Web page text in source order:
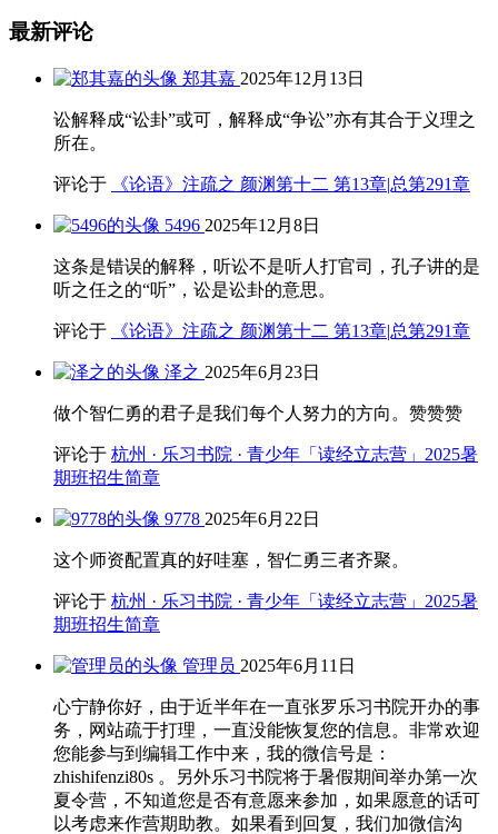
最新评论
郑其嘉 2025年12月13日
讼解释成“讼卦”或可，解释成“争讼”亦有其合于义理之
所在。
评论于 《论语》注疏之 颜渊第十二 第13章|总第291章
5496 2025年12月8日
这条是错误的解释，听讼不是听人打官司，孔子讲的是
听之任之的“听”，讼是讼卦的意思。
评论于 《论语》注疏之 颜渊第十二 第13章|总第291章
泽之 2025年6月23日
做个智仁勇的君子是我们每个人努力的方向。赞赞赞
评论于 杭州 · 乐习书院 · 青少年「读经立志营」2025暑
期班招生简章
9778 2025年6月22日
这个师资配置真的好哇塞，智仁勇三者齐聚。
评论于 杭州 · 乐习书院 · 青少年「读经立志营」2025暑
期班招生简章
管理员 2025年6月11日
心宁静你好，由于近半年在一直张罗乐习书院开办的事
务，网站疏于打理，一直没能恢复您的信息。非常欢迎
您能参与到编辑工作中来，我的微信号是：
zhishifenzi80s 。另外乐习书院将于暑假期间举办第一次
夏令营，不知道您是否有意愿来参加，如果愿意的话可
以考虑来作营期助教。如果看到回复，我们加微信沟